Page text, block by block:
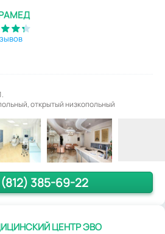
открытый низкопольный
385-69-22
ЦЕНТР ЭВО